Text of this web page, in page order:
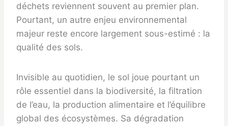
déchets reviennent souvent au premier plan.
Pourtant, un autre enjeu environnemental
majeur reste encore largement sous-estimé : la
qualité des sols.
Invisible au quotidien, le sol joue pourtant un
rôle essentiel dans la biodiversité, la filtration
de l’eau, la production alimentaire et l’équilibre
global des écosystèmes. Sa dégradation